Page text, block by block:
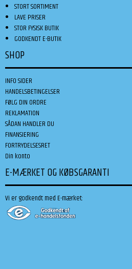
STORT SORTIMENT
LAVE PRISER
STOR FYSISK BUTIK
GODKENDT E-BUTIK
SHOP
INFO SIDER
HANDELSBETINGELSER
FØLG DIN ORDRE
REKLAMATION
SÅDAN HANDLER DU
FINANSIERING
FORTRYDELSESRET
Din konto
E-MÆRKET OG KØBSGARANTI
Vi er godkendt med E-mærket: